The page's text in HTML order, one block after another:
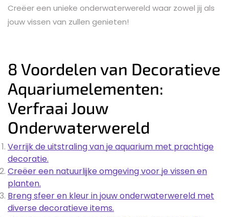
Creëer een unieke onderwaterwereld waar zowel jij als
jouw vissen van zullen genieten!
8 Voordelen van Decoratieve
Aquariumelementen:
Verfraai Jouw
Onderwaterwereld
Verrijk de uitstraling van je aquarium met prachtige
decoratie.
Creëer een natuurlijke omgeving voor je vissen en
planten.
Breng sfeer en kleur in jouw onderwaterwereld met
diverse decoratieve items.